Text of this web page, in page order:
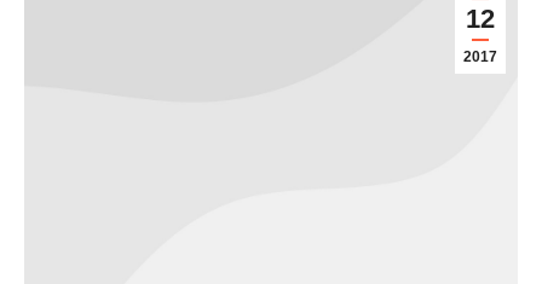
12
2017